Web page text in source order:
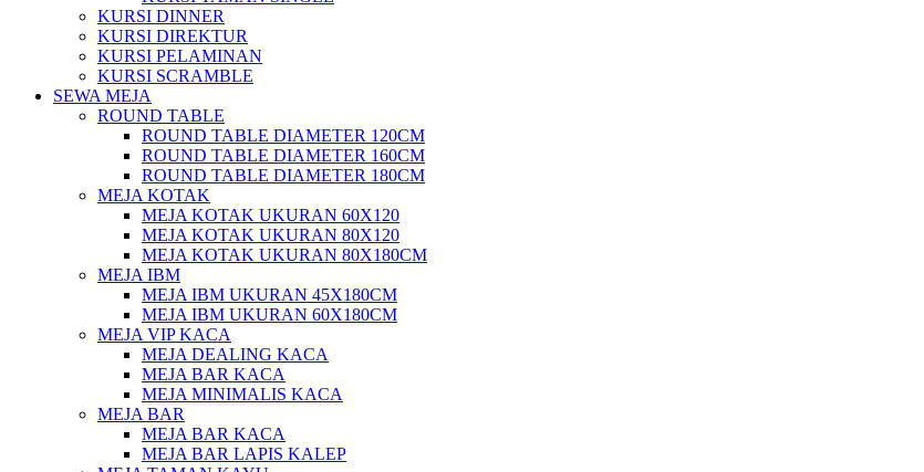
KURSI DINNER
KURSI DIREKTUR
KURSI PELAMINAN
KURSI SCRAMBLE
SEWA MEJA
ROUND TABLE
ROUND TABLE DIAMETER 120CM
ROUND TABLE DIAMETER 160CM
ROUND TABLE DIAMETER 180CM
MEJA KOTAK
MEJA KOTAK UKURAN 60X120
MEJA KOTAK UKURAN 80X120
MEJA KOTAK UKURAN 80X180CM
MEJA IBM
MEJA IBM UKURAN 45X180CM
MEJA IBM UKURAN 60X180CM
MEJA VIP KACA
MEJA DEALING KACA
MEJA BAR KACA
MEJA MINIMALIS KACA
MEJA BAR
MEJA BAR KACA
MEJA BAR LAPIS KALEP